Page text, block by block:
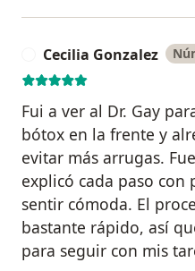
Cecilia Gonzalez
Fui a ver al Dr. Gay
bótox en la frente y
evitar más arrugas.
explicó cada paso con
sentir cómoda. El
bastante rápido, así
para seguir con mis